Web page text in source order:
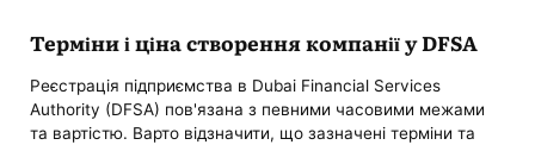
Терміни і ціна створення компанії у DFSA
Реєстрація підприємства в Dubai Financial Services
Authority (DFSA) пов'язана з певними часовими межами
та вартістю. Варто відзначити, що зазначені терміни та